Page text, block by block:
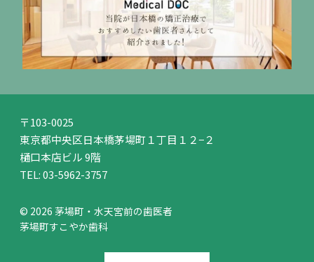
〒103-0025
東京都中央区日本橋茅場町１丁目１２−２
樋口本店ビル 9階
TEL:03-5962-3757
© 2026 茅場町・水天宮前の歯医者
茅場町すこやか歯科